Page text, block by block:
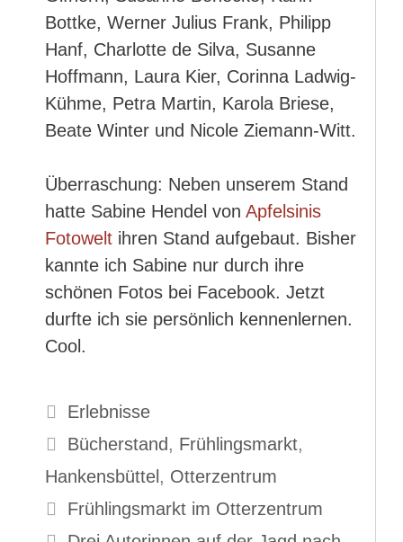
Bottke, Werner Julius Frank, Philipp
Hanf, Charlotte de Silva, Susanne
Hoffmann, Laura Kier, Corinna Ladwig-
Kühme, Petra Martin, Karola Briese,
Beate Winter und Nicole Ziemann-Witt.
Überraschung: Neben unserem Stand
hatte Sabine Hendel von Apfelsinis
Fotowelt ihren Stand aufgebaut. Bisher
kannte ich Sabine nur durch ihre
schönen Fotos bei Facebook. Jetzt
durfte ich sie persönlich kennenlernen.
Cool.
Kategorien
Erlebnisse
Schlagwörter
Bücherstand , Frühlingsmarkt,
Hankensbüttel , Otterzentrum
Frühlingsmarkt im Otterzentrum